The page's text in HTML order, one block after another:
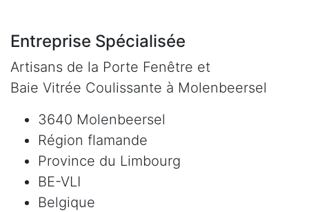
Entreprise Spécialisée
Artisans de la Porte Fenêtre et
Baie Vitrée Coulissante à Molenbeersel
3640 Molenbeersel
Région flamande
Province du Limbourg
BE-VLI
Belgique